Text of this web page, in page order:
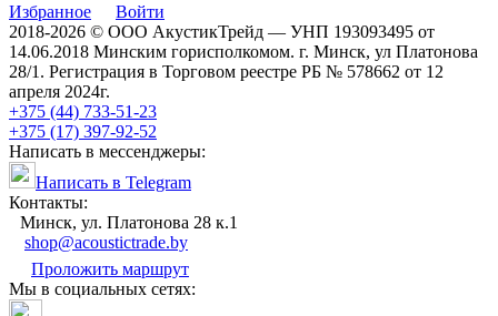
Избранное
Войти
2018-2026 © ООО АкустикТрейд — УНП 193093495 от
14.06.2018 Минским горисполкомом. г. Минск, ул Платонова
28/1. Регистрация в Торговом реестре РБ № 578662 от 12
апреля 2024г.
+375 (44) 733-51-23
+375 (17) 397-92-52
Написать в мессенджеры:
Написать в Telegram
Контакты:
Минск, ул. Платонова 28 к.1
shop@acoustictrade.by
Проложить маршрут
Мы в социальных сетях: